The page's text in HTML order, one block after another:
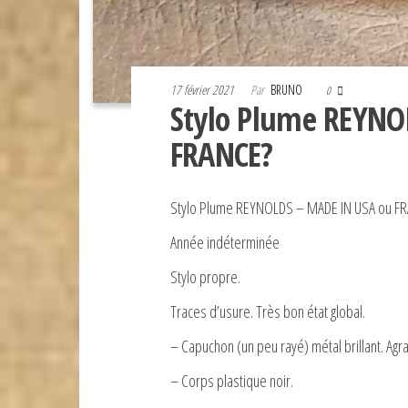
17 février 2021 Par BRUNO 0
Stylo Plume
FRANCE?
Stylo Plume REYNOLDS – MADE IN USA ou
Année indéterminée
Stylo propre.
Traces d’usure. Très bon état global.
– Capuchon (un peu rayé) métal brillant.
– Corps plastique noir.